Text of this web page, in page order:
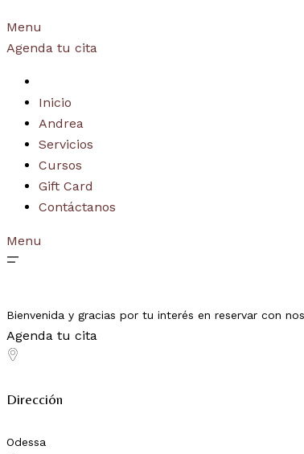
Menu
Agenda tu cita
Inicio
Andrea
Servicios
Cursos
Gift Card
Contáctanos
Menu
Bienvenida y gracias por tu interés en reservar con
Agenda tu cita
Dirección
Odessa